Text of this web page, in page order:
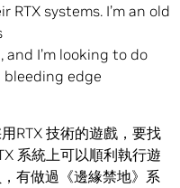
systems. I’m an old
I’m looking to do
edge
RTX 技術的遊戲，要找
系統上可以順利執行遊
有做過《邊緣禁地》系